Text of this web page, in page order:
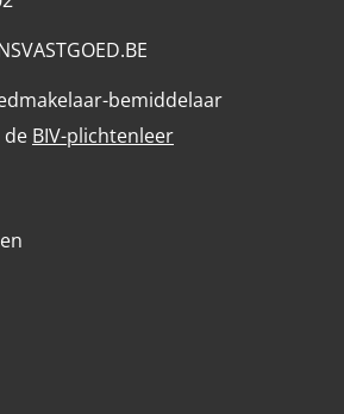
bemiddelaar
BIV-plichtenleer